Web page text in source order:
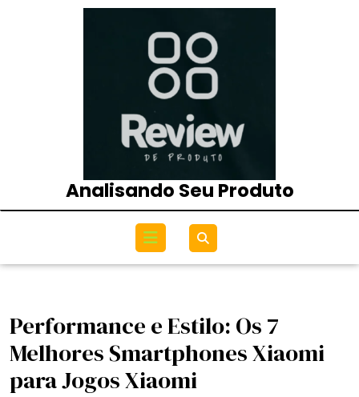
Analisando Seu Produto
Open
Menu
Performance e Estilo: Os 7
Melhores Smartphones Xiaomi
para Jogos Xiaomi